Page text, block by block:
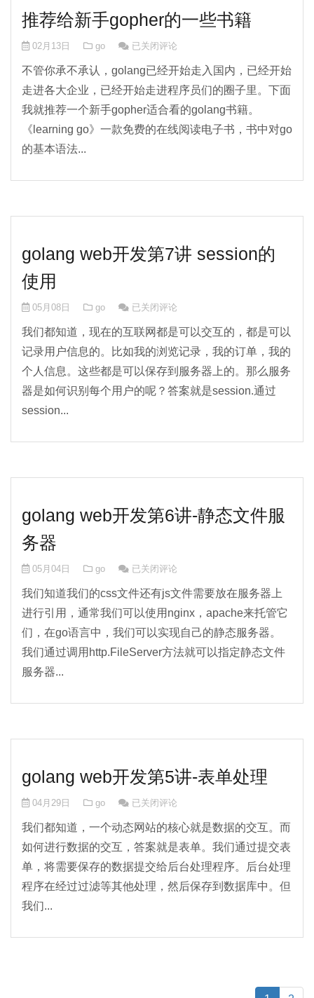
推荐给新手gopher的一些书籍
02月13日 go 推荐给新手gopher的一些书籍
已关闭评论
不管你承不承认，golang已经开始走入国内，已经开始
走进各大企业，已经开始走进程序员们的圈子里。下面
我就推荐一个新手gopher适合看的golang书籍。
《learning go》一款免费的在线阅读电子书，书中对go
的基本语法...
golang web开发第7讲 session的
使用
05月08日 go golang web开发第7讲 session的使用
已关闭评论
我们都知道，现在的互联网都是可以交互的，都是可以
记录用户信息的。比如我的浏览记录，我的订单，我的
个人信息。这些都是可以保存到服务器上的。那么服务
器是如何识别每个用户的呢？答案就是session.通过
session...
golang web开发第6讲-静态文件服
务器
05月04日 go golang web开发第6讲-静态文件服务器
已关闭评论
我们知道我们的css文件还有js文件需要放在服务器上
进行引用，通常我们可以使用nginx，apache来托管它
们，在go语言中，我们可以实现自己的静态服务器。
我们通过调用http.FileServer方法就可以指定静态文件
服务器...
golang web开发第5讲-表单处理
04月29日 go golang web开发第5讲-表单处理
已关闭评论
我们都知道，一个动态网站的核心就是数据的交互。而
如何进行数据的交互，答案就是表单。我们通过提交表
单，将需要保存的数据提交给后台处理程序。后台处理
程序在经过过滤等其他处理，然后保存到数据库中。但
我们...